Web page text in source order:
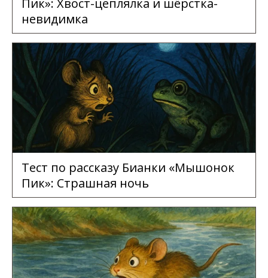
невидимка
Тест по рассказу Бианки «Мышонок
Пик»: Страшная ночь